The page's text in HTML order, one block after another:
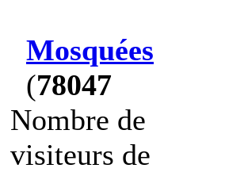
Mosquées
(78047
Nombre de
visiteurs de